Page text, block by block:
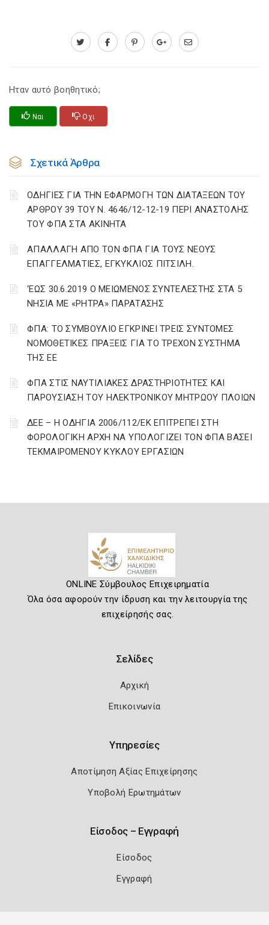
Ηταν αυτό βοηθητικό;
Ναι Οχι
Σχετικά Άρθρα
ΟΔΗΓΙΕΣ ΓΙΑ ΤΗΝ ΕΦΑΡΜΟΓΗ ΤΩΝ ΔΙΑΤΑΞΕΩΝ ΤΟΥ
ΑΡΘΡΟΥ 39 ΤΟΥ Ν. 4646/12-12-19 ΠΕΡΙ ΑΝΑΣΤΟΛΗΣ
ΤΟΥ ΦΠΑ ΣΤΑ ΑΚΙΝΗΤΑ
ΑΠΑΛΛΑΓΗ ΑΠΟ ΤΟΝ ΦΠΑ ΓΙΑ ΤΟΥΣ ΝΕΟΥΣ
ΕΠΑΓΓΕΛΜΑΤΙΕΣ, ΕΓΚΥΚΛΙΟΣ ΠΙΤΣΙΛΗ.
‘ΕΩΣ 30.6.2019 Ο ΜΕΙΩΜΕΝΟΣ ΣΥΝΤΕΛΕΣΤΗΣ ΣΤΑ 5
ΝΗΣΙΑ ΜΕ «ΡΗΤΡΑ» ΠΑΡΑΤΑΣΗΣ
ΦΠΑ: ΤΟ ΣΥΜΒΟΥΛΙΟ ΕΓΚΡΙΝΕΙ ΤΡΕΙΣ ΣΥΝΤΟΜΕΣ
ΝΟΜΟΘΕΤΙΚΕΣ ΠΡΑΞΕΙΣ ΓΙΑ ΤΟ ΤΡΕΧΟΝ ΣΥΣΤΗΜΑ
ΤΗΣ ΕΕ
ΦΠΑ ΣΤΙΣ ΝΑΥΤΙΛΙΑΚΕΣ ΔΡΑΣΤΗΡΙΟΤΗΤΕΣ ΚΑΙ
ΠΑΡΟΥΣΙΑΣΗ ΤΟΥ ΗΛΕΚΤΡΟΝΙΚΟΥ ΜΗΤΡΩΟΥ ΠΛΟΙΩΝ
ΔΕΕ – Η ΟΔΗΓΙΑ 2006/112/ΕΚ ΕΠΙΤΡΕΠΕΙ ΣΤΗ
ΦΟΡΟΛΟΓΙΚΗ ΑΡΧΗ ΝΑ ΥΠΟΛΟΓΙΖΕΙ ΤΟΝ ΦΠΑ ΒΑΣΕΙ
ΤΕΚΜΑΙΡΟΜΕΝΟΥ ΚΥΚΛΟΥ ΕΡΓΑΣΙΩΝ
ONLINE Σύμβουλος Επιχειρηματία
Όλα όσα αφορούν την ίδρυση και την λειτουργία της
επιχείρησής σας.
Σελίδες
Αρχική
Επικοινωνία
Υπηρεσίες
Αποτίμηση Αξίας Επιχείρησης
Υποβολή Ερωτημάτων
Είσοδος – Εγγραφή
Είσοδος
Εγγραφή